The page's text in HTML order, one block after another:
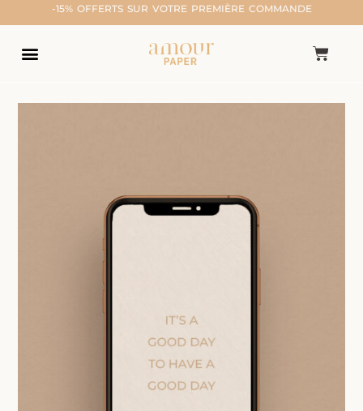
-15% OFFERTS SUR VOTRE PREMIÈRE COMMANDE